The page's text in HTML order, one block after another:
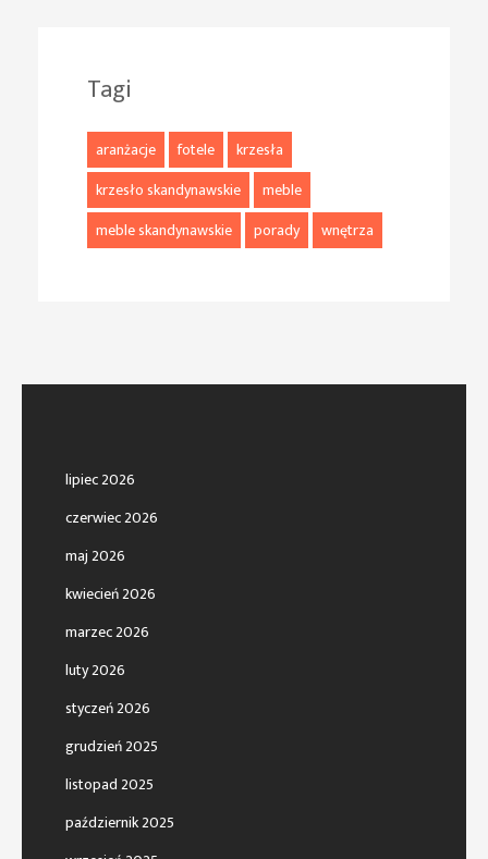
Tagi
aranżacje fotele
krzesła
krzesło skandynawskie
meble
meble skandynawskie
porady wnętrza
lipiec 2026
czerwiec 2026
maj 2026
kwiecień 2026
marzec 2026
luty 2026
styczeń 2026
grudzień 2025
listopad 2025
październik 2025